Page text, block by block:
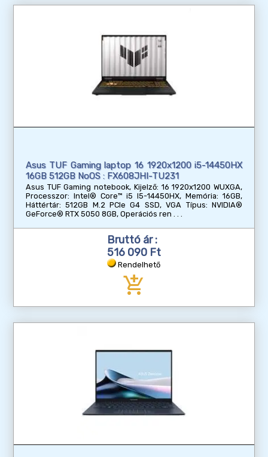
Asus TUF Gaming laptop 16 1920x1200 i5-14450HX
16GB 512GB NoOS : FX608JHI-TU231
Asus TUF Gaming notebook, Kijelző: 16 1920x1200 WUXGA,
Processzor: Intel® Core™ i5 I5-14450HX, Memória: 16GB,
Háttértár: 512GB M.2 PCIe G4 SSD, VGA Típus: NVIDIA®
GeForce® RTX 5050 8GB, Operációs ren
Bruttó ár :
516 090 Ft
Rendelhető
add_shopping_cart